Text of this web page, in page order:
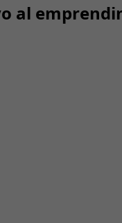
al